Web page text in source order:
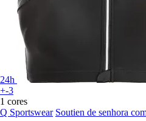
24h
+-3
1 cores
Q Sportswear Soutien de senhora